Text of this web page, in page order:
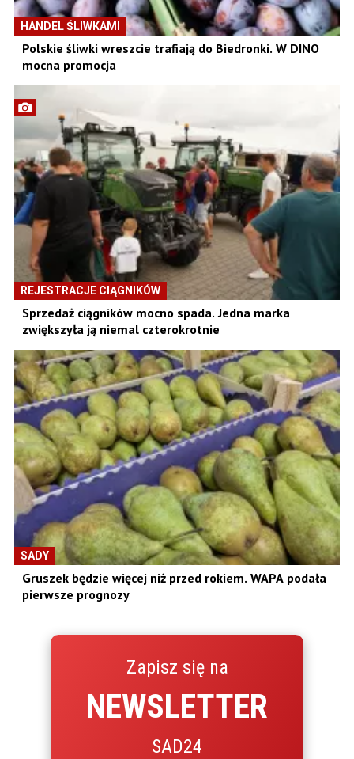
HANDEL ŚLIWKAMI
Polskie śliwki wreszcie trafiają do Biedronki. W DINO
mocna promocja
REJESTRACJE CIĄGNIKÓW
Sprzedaż ciągników mocno spada. Jedna marka
zwiększyła ją niemal czterokrotnie
SADY
Gruszek będzie więcej niż przed rokiem. WAPA podała
pierwsze prognozy
Zapisz się na
NEWSLETTER
SAD24